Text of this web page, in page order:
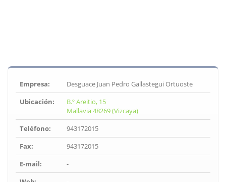
Empresa:
Desguace Juan Pedro Gallastegui Ortuoste
Ubicación:
B.º Areitio, 15
Mallavia 48269 (Vizcaya)
Teléfono:
943172015
Fax:
943172015
E-mail:
-